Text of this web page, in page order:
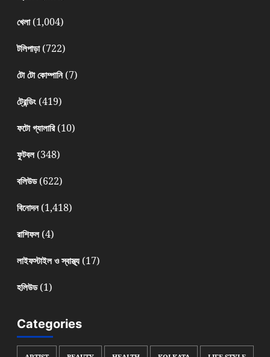
খেলা(1,004)
টলিপাড়া(722)
টো টো কোম্পানি(7)
ট্রেন্ডিং(419)
ফটো গ্যালারি(10)
ফুটবল(348)
বলিউড(622)
বিনোদন(1,418)
রাশিফল(4)
লাইফস্টাইল ও স্বাস্থ্য(17)
হলিউড(1)
Categories